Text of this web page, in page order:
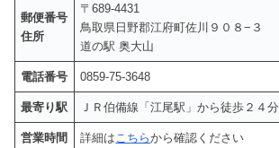
郵便番号
住所
〒689-4431
鳥取県日野郡江府町佐川９０８−３
道の駅 奥大山
電話番号 0859-75-3648
最寄り駅 ＪＲ伯備線「江尾駅」から徒歩２４分
営業時間
詳細は こちらから確認ください